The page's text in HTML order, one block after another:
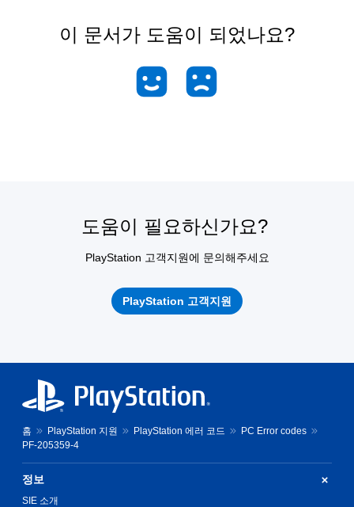
이 문서가 도움이 되었나요?
도움이 필요하신가요?
PlayStation 고객지원에 문의해주세요
PlayStation 고객지원
홈 PlayStation 지원 PlayStation 에러 코드
PC Error codes
PF-205359-4
정보
SIE 소개